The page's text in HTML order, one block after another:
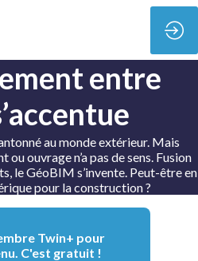
entre
au monde extérieur. Mais
ouvrage n’a pas de sens. Fusion
le GéoBIM s’invente. Peut-être en
pour la construction ?
Twin+ pour
C'est gratuit !